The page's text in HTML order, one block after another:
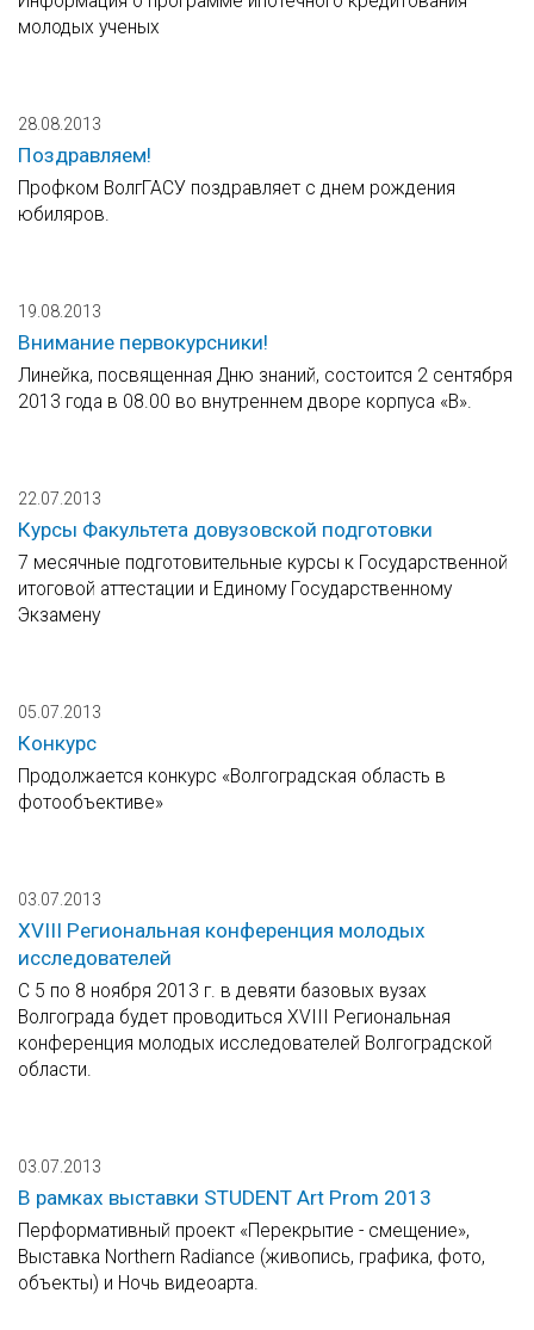
молодых ученых
28.08.2013
Поздравляем!
Профком ВолгГАСУ поздравляет с днем рождения
юбиляров.
19.08.2013
Внимание первокурсники!
Линейка, посвященная Дню знаний, состоится 2 сентября
2013 года в 08.00 во внутреннем дворе корпуса «В».
22.07.2013
Курсы Факультета довузовской подготовки
7 месячные подготовительные курсы к Государственной
итоговой аттестации и Единому Государственному
Экзамену
05.07.2013
Конкурс
Продолжается конкурс «Волгоградская область в
фотообъективе»
03.07.2013
XVIII Региональная конференция молодых
исследователей
С 5 по 8 ноября 2013 г. в девяти базовых вузах
Волгограда будет проводиться XVIII Региональная
конференция молодых исследователей Волгоградской
области.
03.07.2013
В рамках выставки STUDENT Art Prom 2013
Перформативный проект «Перекрытие - смещение»,
Выставка Northern Radiance (живопись, графика, фото,
объекты) и Ночь видеоарта.